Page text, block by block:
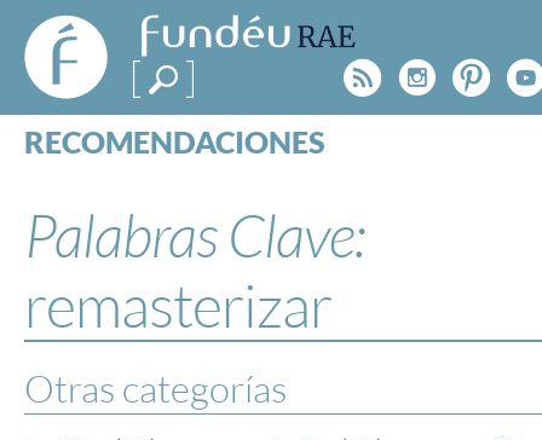
FundéuRAE
- Fundación
del Español
Urgente
Rss
RECOMENDACIONES
ESPECIALES
BLOG
NOTICIAS
FundéuRAE es una fundación patrocinada por la
Palabras Clave:
remasterizar
Otras categorías